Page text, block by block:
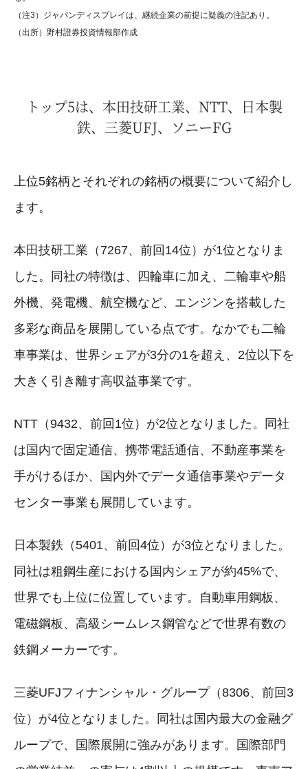
（注3）ジャパンディスプレイは、継続企業の前提に疑義の注記あり。
（出所）野村證券投資情報部作成
トップ5は、本田技研工業、NTT、日本製
鉄、三菱UFJ、ソニーFG
上位5銘柄とそれぞれの銘柄の概要について紹介し
ます。
本田技研工業（7267、前回14位）が1位となりま
した。同社の特徴は、四輪車に加え、二輪車や船
外機、発電機、航空機など、エンジンを搭載した
多彩な商品を展開している点です。なかでも二輪
車事業は、世界シェアが3分の1を超え、2位以下を
大きく引き離す高収益事業です。
NTT（9432、前回1位）が2位となりました。同社
は国内で固定通信、携帯電話通信、不動産事業を
手がけるほか、国内外でデータ通信事業やデータ
センター事業も展開しています。
日本製鉄（5401、前回4位）が3位となりました。
同社は粗鋼生産における国内シェアが約45%で、
世界でも上位に位置しています。自動車用鋼板、
電磁鋼板、高級シームレス鋼管などで世界有数の
鉄鋼メーカーです。
三菱UFJフィナンシャル・グループ（8306、前回3
位）が4位となりました。同社は国内最大の金融グ
ループで、国際展開に強みがあります。国際部門